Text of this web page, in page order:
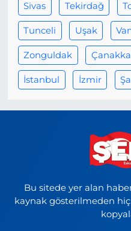
Sivas Tekirdağ
Tunceli Uşak
Zonguldak
İstanbul İzmir
Bu sitede yer alan
kaynak gösterilmeden